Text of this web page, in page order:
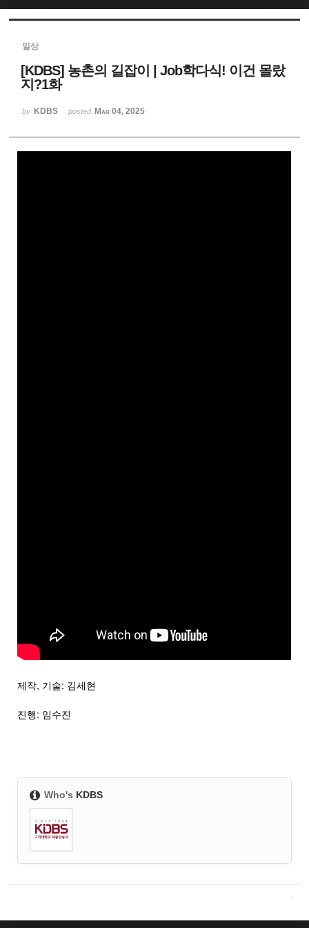
일상
[KDBS] 농촌의 길잡이 | Job학다식! 이건 몰랐
지?1화
by KDBS posted Mar 04, 2025
제작, 기술: 김세현
진행: 임수진
Who's KDBS
Sketchbook5, 스케치북5
Sketchbook5, 스케치북5